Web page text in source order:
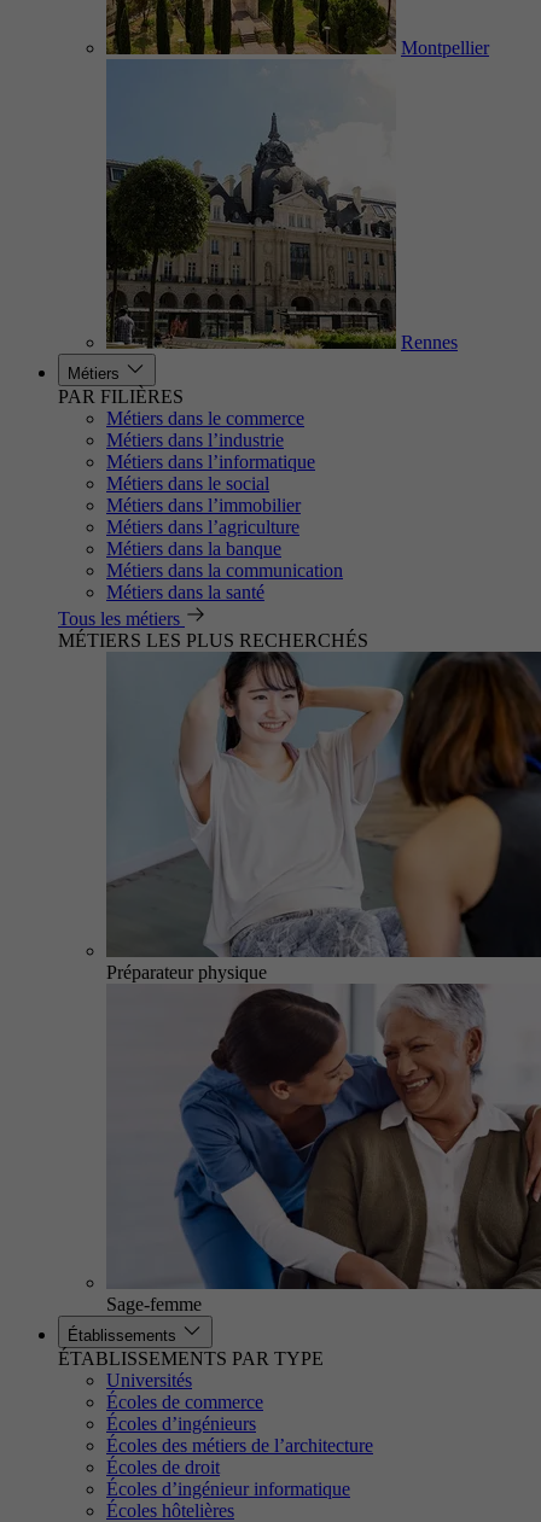
Montpellier
Rennes
Métiers
PAR FILIÈRES
Métiers dans le commerce
Métiers dans l’industrie
Métiers dans l’informatique
Métiers dans le social
Métiers dans l’immobilier
Métiers dans l’agriculture
Métiers dans la banque
Métiers dans la communication
Métiers dans la santé
Tous les métiers
MÉTIERS LES PLUS RECHERCHÉS
Préparateur physique
Sage-femme
Établissements
ÉTABLISSEMENTS PAR TYPE
Universités
Écoles de commerce
Écoles d’ingénieurs
Écoles des métiers de l’architecture
Écoles de droit
Écoles d’ingénieur informatique
Écoles hôtelières